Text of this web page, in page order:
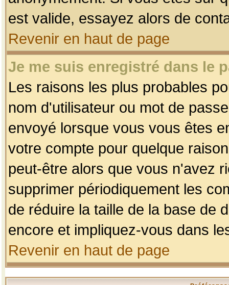
est valide, essayez alors de
Revenir en haut de page
Je me suis enregistré dans le
Les raisons les plus probables
nom d'utilisateur ou mot de
envoyé lorsque vous vous êtes
votre compte pour quelque
peut-être alors que vous n'avez
supprimer périodiquement les
de réduire la taille de la base de
encore et impliquez-vous dans
Revenir en haut de page